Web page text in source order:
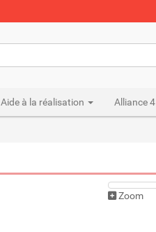
Aide à la réalisation Alliance 4
Zoom